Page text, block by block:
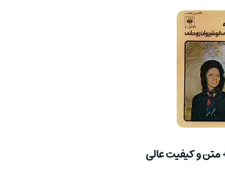
متن و کیفیت عالی